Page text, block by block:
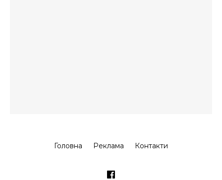
Головна Реклама Контакти